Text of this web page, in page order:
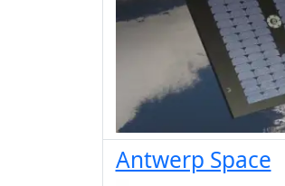
Antwerp Space